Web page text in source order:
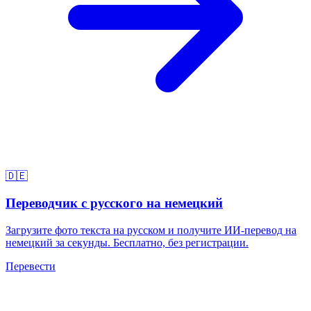
🇩🇪
Переводчик с русского на немецкий
Загрузите фото текста на русском и получите ИИ-перевод на
немецкий за секунды. Бесплатно, без регистрации.
Перевести